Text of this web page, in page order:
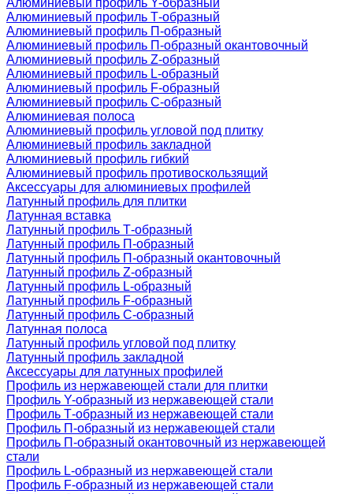
Алюминиевый профиль Y-образный
Алюминиевый профиль Т-образный
Алюминиевый профиль П-образный
Алюминиевый профиль П-образный окантовочный
Алюминиевый профиль Z-образный
Алюминиевый профиль L-образный
Алюминиевый профиль F-образный
Алюминиевый профиль C-образный
Алюминиевая полоса
Алюминиевый профиль угловой под плитку
Алюминиевый профиль закладной
Алюминиевый профиль гибкий
Алюминиевый профиль противоскользящий
Аксессуары для алюминиевых профилей
Латунный профиль для плитки
Латунная вставка
Латунный профиль Т-образный
Латунный профиль П-образный
Латунный профиль П-образный окантовочный
Латунный профиль Z-образный
Латунный профиль L-образный
Латунный профиль F-образный
Латунный профиль C-образный
Латунная полоса
Латунный профиль угловой под плитку
Латунный профиль закладной
Аксессуары для латунных профилей
Профиль из нержавеющей стали для плитки
Профиль Y-образный из нержавеющей стали
Профиль Т-образный из нержавеющей стали
Профиль П-образный из нержавеющей стали
Профиль П-образный окантовочный из нержавеющей
стали
Профиль L-образный из нержавеющей стали
Профиль F-образный из нержавеющей стали